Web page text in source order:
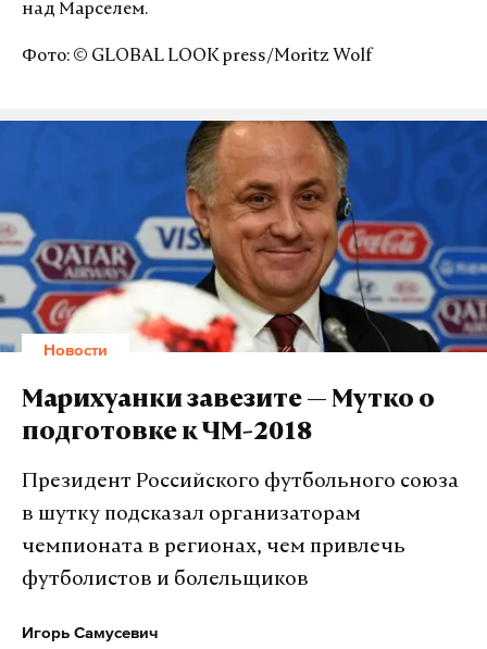
над Марселем.
Фото: © GLOBAL LOOK press/Moritz Wolf
Новости
Марихуанки завезите — Мутко о
подготовке к ЧМ-2018
Президент Российского футбольного союза
в шутку подсказал организаторам
чемпионата в регионах, чем привлечь
футболистов и болельщиков
Игорь Самусевич